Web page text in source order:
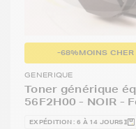
-68%MOINS
GENERIQUE
Toner générique
56F2H00 - NOIR -
EXPÉDITION : 6 À 14 JOURS